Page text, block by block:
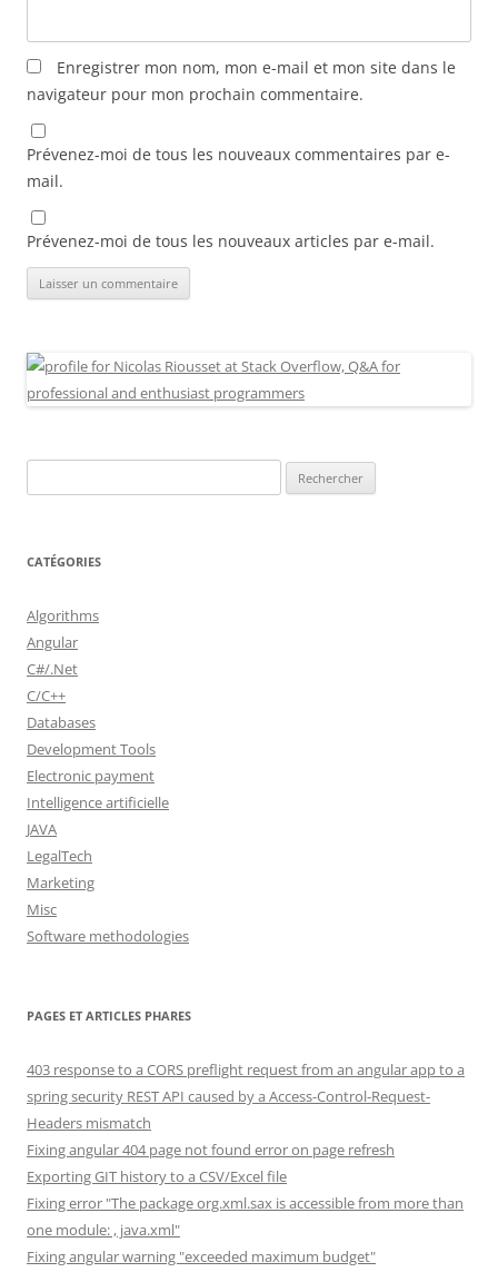
Enregistrer mon nom, mon e-mail et mon site dans le
navigateur pour mon prochain commentaire.
Prévenez-moi de tous les nouveaux commentaires par e-
mail.
Prévenez-moi de tous les nouveaux articles par e-mail.
CATÉGORIES
Algorithms
Angular
C#/.Net
C/C++
Databases
Development Tools
Electronic payment
Intelligence artificielle
JAVA
LegalTech
Marketing
Misc
Software methodologies
PAGES ET ARTICLES PHARES
403 response to a CORS preflight request from an angular app to a
spring security REST API caused by a Access-Control-Request-
Headers mismatch
Fixing angular 404 page not found error on page refresh
Exporting GIT history to a CSV/Excel file
Fixing error "The package org.xml.sax is accessible from more than
one module: , java.xml"
Fixing angular warning "exceeded maximum budget"